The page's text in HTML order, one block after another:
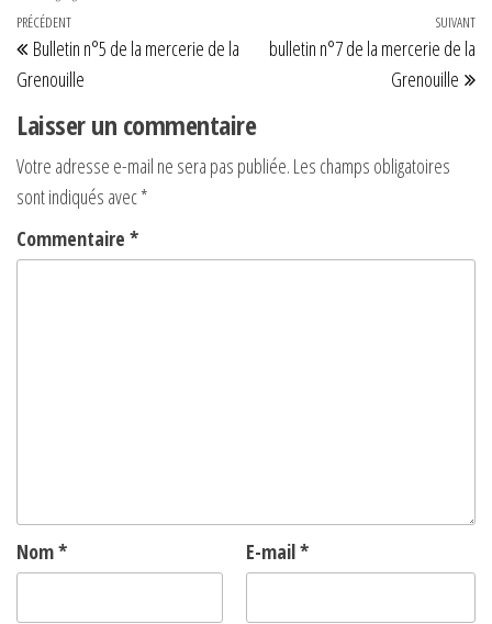
Navigation de l’article
Article précédent
PRÉCÉDENT
Bulletin n°5 de la mercerie de la
Grenouille
SUIVANT
bulletin n°7 de la mercerie de la
Grenouille
Laisser un commentaire
Votre adresse e-mail ne sera pas publiée. Les champs obligatoires
sont indiqués avec*
Commentaire *
Nom* E-mail*